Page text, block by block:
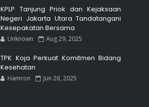
KPLP Tanjung Priok dan Kejaksaan
Negeri Jakarta Utara Tandatangani
Kesepakatan Bersama
Unknown Aug 29, 2025
TPK Koja Perkuat Komitmen Bidang
Kesehatan
Hamron Jun 26, 2025